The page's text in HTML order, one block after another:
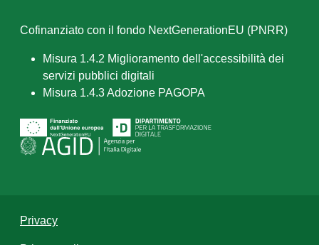
Cofinanziato con il fondo NextGenerationEU (PNRR)
Misura 1.4.2 Miglioramento dell'accessibilità dei
servizi pubblici digitali
Misura 1.4.3 Adozione PAGOPA
Privacy